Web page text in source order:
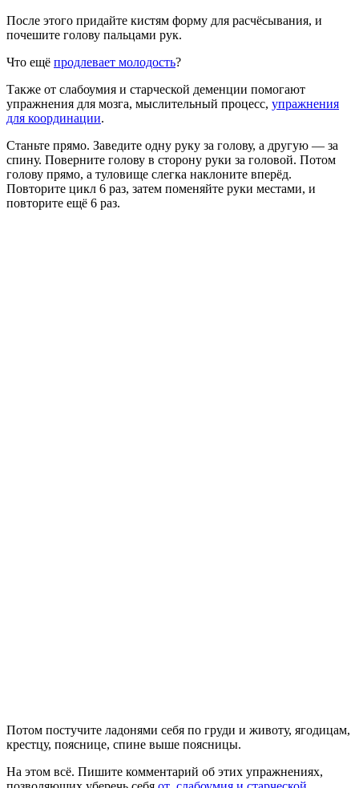
После этого придайте кистям форму для расчёсывания, и
почешите голову пальцами рук.
Что ещё продлевает молодость?
Также от слабоумия и старческой деменции помогают
упражнения для мозга, мыслительный процесс, упражнения
для координации.
Станьте прямо. Заведите одну руку за голову, а другую — за
спину. Поверните голову в сторону руки за головой. Потом
голову прямо, а туловище слегка наклоните вперёд.
Повторите цикл 6 раз, затем поменяйте руки местами, и
повторите ещё 6 раз.
Потом постучите ладонями себя по груди и животу, ягодицам,
крестцу, пояснице, спине выше поясницы.
На этом всё. Пишите комментарий об этих упражнениях,